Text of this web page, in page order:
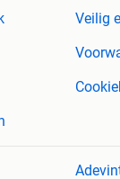
Veilig